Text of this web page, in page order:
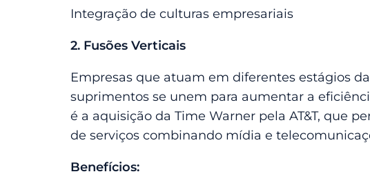
Integração de culturas empresariais
2. Fusões Verticais
Empresas que atuam em diferentes estágios
suprimentos se unem para aumentar a
é a aquisição da Time Warner pela AT&T, que
de serviços combinando mídia e
Benefícios: